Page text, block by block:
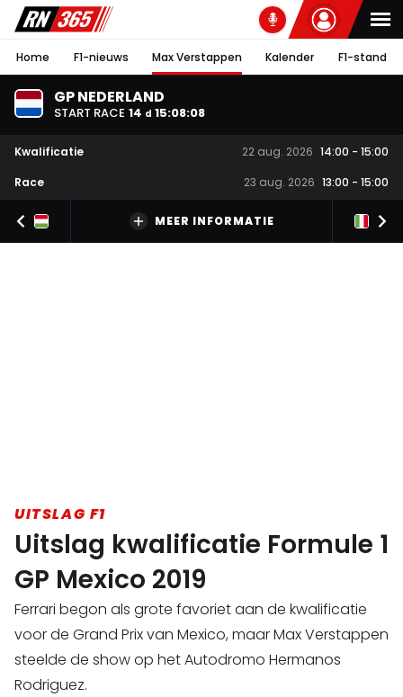
Home F1-nieuws Max Verstappen Kalender F1-stand
GP NEDERLAND
START RACE 14 d 15:08:08
Kwalificatie 22 aug. 2026 14:00 - 15:00
Race
23 aug. 2026 13:00 - 15:00
MEER INFORMATIE
UITSLAG F1
Uitslag kwalificatie Formule 1
GP Mexico 2019
Ferrari begon als grote favoriet aan de kwalificatie
voor de Grand Prix van Mexico, maar Max Verstappen
steelde de show op het Autodromo Hermanos
Rodriguez.